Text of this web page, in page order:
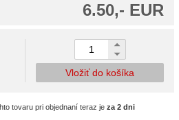
6.50,- EUR
Vložiť do košíka
tovaru pri objednaní teraz je za 2 dni